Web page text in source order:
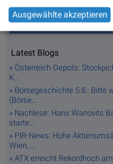
mind the #gabb
Latest Blogs
» Österreich-Depots:
K...
» Börsegeschichte 5.8.: Bitte
(Börse...
» Nachlese: Hans Wanovits
starte...
» PIR-News: Hohe
Wien, ...
» ATX erreicht Rekordhoch
Ausgewählte akzeptieren